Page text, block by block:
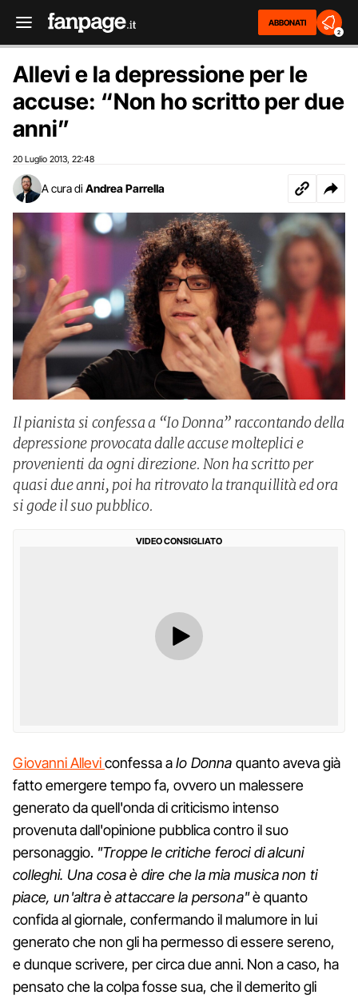
ABBONATI
2
Allevi e la depressione per le
accuse: “Non ho scritto per due
anni”
20 Luglio 2013 22:48
A cura di Andrea Parrella
Il pianista si confessa a “Io Donna” raccontando della
depressione provocata dalle accuse molteplici e
provenienti da ogni direzione. Non ha scritto per
quasi due anni, poi ha ritrovato la tranquillità ed ora
si gode il suo pubblico.
VIDEO CONSIGLIATO
Giovanni Alleviconfessa aIo Donna quanto aveva già
fatto emergere tempo fa, ovvero un malessere
generato da quell'onda di criticismo intenso
provenuta dall'opinione pubblica contro il suo
personaggio. "Troppe le critiche feroci di alcuni
colleghi. Una cosa è dire che la mia musica non ti
piace, un'altra è attaccare la persona"è quanto
confida al giornale, confermando il malumore in lui
generato che non gli ha permesso di essere sereno,
e dunque scrivere, per circa due anni. Non a caso, ha
pensato che la colpa fosse sua, che il demerito gli